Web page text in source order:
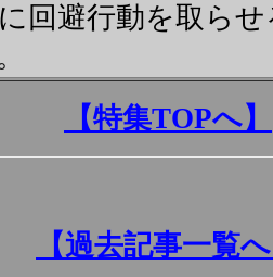
回避行動を取ら
【特集TOPへ】
【過去記事一覧